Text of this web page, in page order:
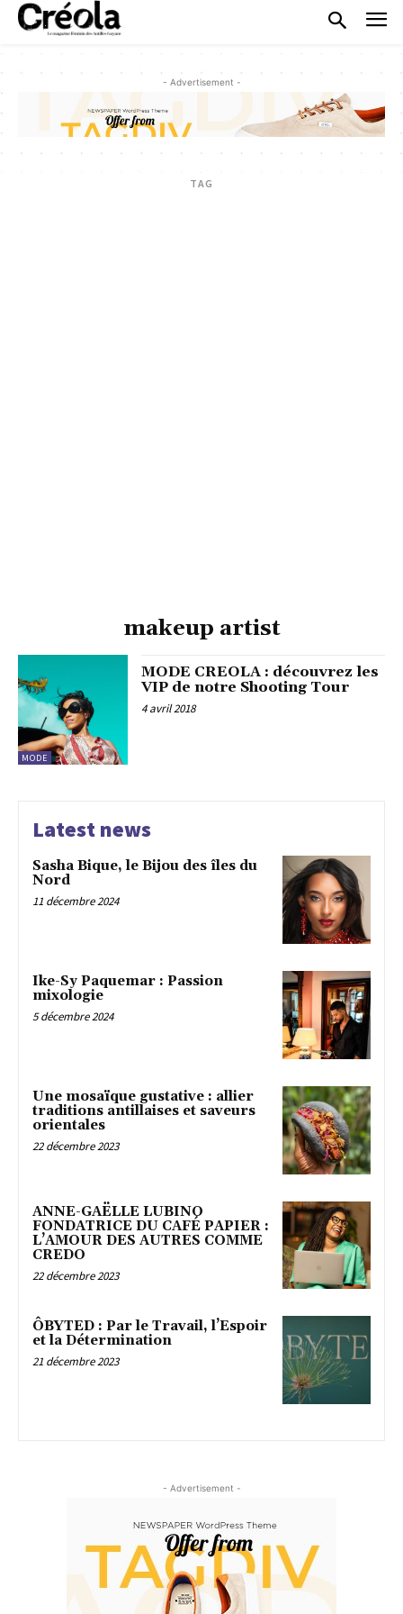
- Advertisement -
TAG
makeup artist
MODE
MODE CREOLA : découvrez les
VIP de notre Shooting Tour
4 avril 2018
Latest news
Sasha Bique, le Bijou des îles du
Nord
11 décembre 2024
Ike-Sy Paquemar : Passion
mixologie
5 décembre 2024
Une mosaïque gustative : allier
traditions antillaises et saveurs
orientales
22 décembre 2023
ANNE-GAËLLE LUBINO
FONDATRICE DU CAFÉ PAPIER :
L’AMOUR DES AUTRES COMME
CREDO
22 décembre 2023
ÔBYTED : Par le Travail, l’Espoir
et la Détermination
21 décembre 2023
- Advertisement -